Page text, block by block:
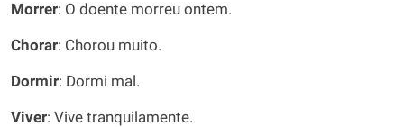
Morrer: O doente morreu ontem.
Chorar: Chorou muito.
Dormir: Dormi mal.
Viver: Vive tranquilamente.